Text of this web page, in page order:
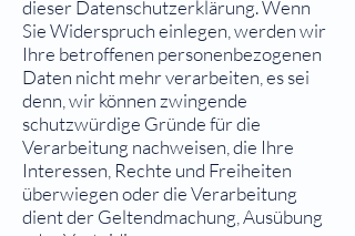
dieser Datenschutzerklärung. Wenn
Sie Widerspruch einlegen, werden wir
Ihre betroffenen personenbezogenen
Daten nicht mehr verarbeiten, es sei
denn, wir können zwingende
schutzwürdige Gründe für die
Verarbeitung nachweisen, die Ihre
Interessen, Rechte und Freiheiten
überwiegen oder die Verarbeitung
dient der Geltendmachung, Ausübung